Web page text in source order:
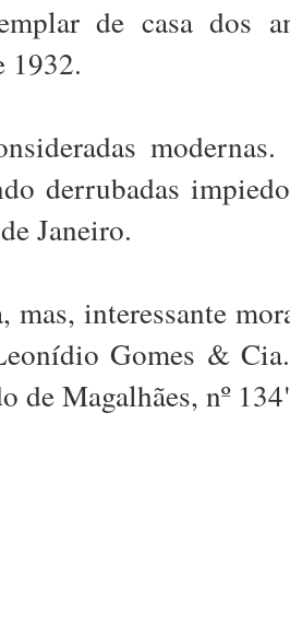
de casa dos
1932.
derrubadas
Janeiro.
mas, interessante
Gomes &
de Magalhães, nº